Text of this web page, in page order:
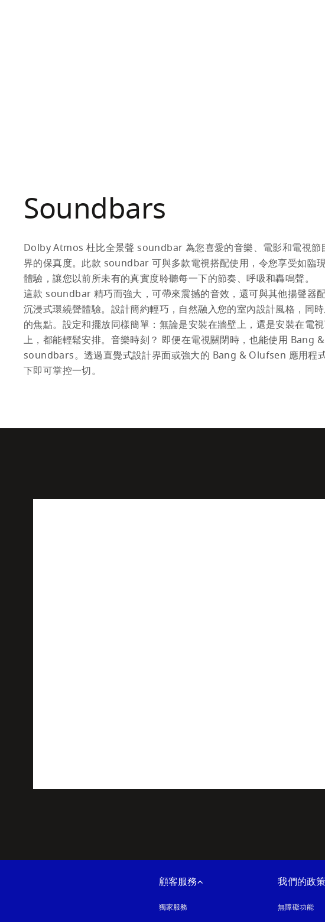
Soundbars
Dolby Atmos 杜比全景聲 soundbar 為您喜愛的音樂、電影和電視節
界的保真度。此款 soundbar 可與多款電視搭配使用，令您享受如臨
體驗，讓您以前所未有的真實度聆聽每一下的節奏、呼吸和轟鳴聲。
這款 soundbar 精巧而強大，可帶來震撼的音效，還可與其他揚聲器
沉浸式環繞聲體驗。設計簡約輕巧，自然融入您的室內設計風格，同
的焦點。設定和擺放同樣簡單：無論是安裝在牆壁上，還是安裝在電
上，都能輕鬆安排。音樂時刻？ 即便在電視關閉時，也能使用 Bang
soundbars。透過直覺式設計界面或強大的 Bang & Olufsen 應用程
下即可掌控一切。
顧客服務
獨家服務
我們的政
無障礙功能以